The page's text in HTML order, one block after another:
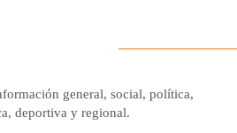
general, social, política,
deportiva y regional.